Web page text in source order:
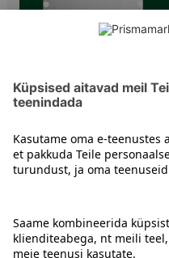
Muud ilu- ja tervisevahendid
Juhised